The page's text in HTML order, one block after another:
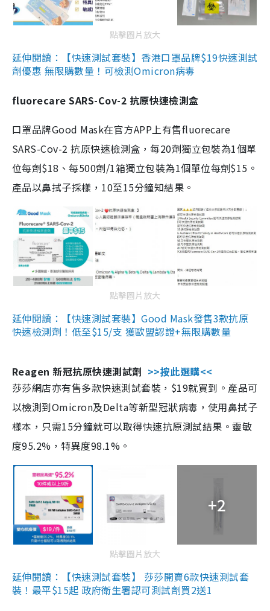
點擊圖片放大
延伸閱讀：【快速測試套裝】香港口罩品牌$19快速測試
劑優惠 無限購數量！可檢測Omicron病毒
fluorecare SARS-Cov-2 抗原快速檢測盒
口罩品牌Good Mask在官方APP上有售fluorecare
SARS-Cov-2 抗原快速檢測盒，每20劑獨立包裝為1個單
位每劑$18、每500劑/1箱獨立包裝為1個單位每劑$15。
產品以鼻拭子採樣，10至15分鐘知結果。
點擊圖片放大
延伸閱讀：【快速測試套裝】Good Mask發售3款抗原
快速檢測劑！低至$15/支 獲歐盟認證+無限購數量
Reagen 新冠抗原快速測試劑 >>按此選購<<
莎莎網店亦有售多款快速測試套裝，$19就買到。產品可
以檢測到Omicron及Delta等新型冠狀病毒，使用鼻拭子
樣本，只需15分鐘就可以取得快速抗原測試結果。靈敏
度95.2%，特異度98.1%。
+2
點擊圖片放大
延伸閱讀：【快速測試套裝】 莎莎開賣6款快速測試套
裝！最平$15起 政府衛生署認可測試劑買2送1